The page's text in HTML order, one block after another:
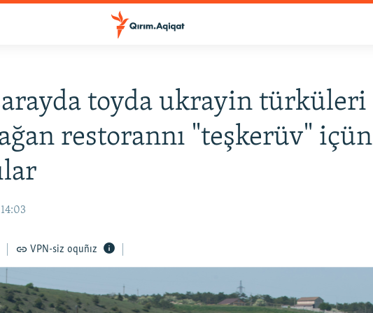
toyda ukrayin türküleri
restorannı "teşkerüv" içün
VPN-siz oquñız